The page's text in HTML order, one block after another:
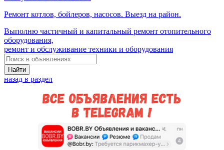
Ремонт котлов, бойлеров, насосов. Выезд на район.
Выполню частичный и капитальный ремонт отопительного
оборудования,
ремонт и обслуживание техники и оборудования
Найти
назад в раздел